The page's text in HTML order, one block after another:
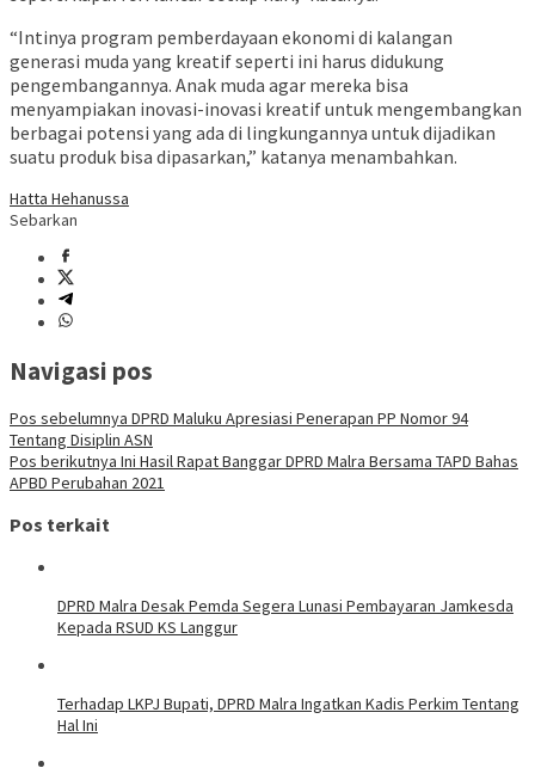
“Intinya program pemberdayaan ekonomi di kalangan
generasi muda yang kreatif seperti ini harus didukung
pengembangannya. Anak muda agar mereka bisa
menyampiakan inovasi-inovasi kreatif untuk mengembangkan
berbagai potensi yang ada di lingkungannya untuk dijadikan
suatu produk bisa dipasarkan,” katanya menambahkan.
Hatta Hehanussa
Sebarkan
Navigasi pos
Pos sebelumnya DPRD Maluku Apresiasi Penerapan PP Nomor 94
Tentang Disiplin ASN
Pos berikutnya Ini Hasil Rapat Banggar DPRD Malra Bersama TAPD Bahas
APBD Perubahan 2021
Pos terkait
DPRD Malra Desak Pemda Segera Lunasi Pembayaran Jamkesda
Kepada RSUD KS Langgur
Terhadap LKPJ Bupati, DPRD Malra Ingatkan Kadis Perkim Tentang
Hal Ini